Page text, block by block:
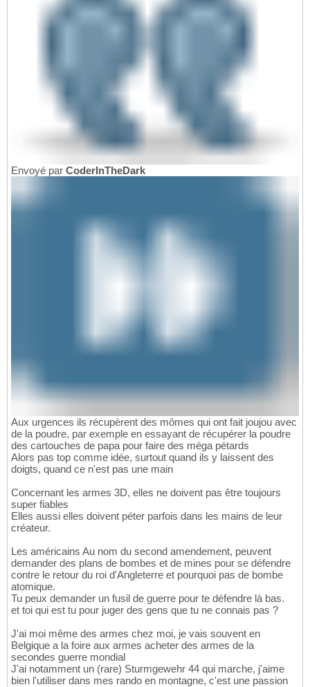
Envoyé par CoderInTheDark
Aux urgences ils récupèrent des mômes qui ont fait joujou avec
de la poudre, par exemple en essayant de récupérer la poudre
des cartouches de papa pour faire des méga pétards
Alors pas top comme idée, surtout quand ils y laissent des
doigts, quand ce n'est pas une main
Concernant les armes 3D, elles ne doivent pas être toujours
super fiables
Elles aussi elles doivent péter parfois dans les mains de leur
créateur.
Les américains Au nom du second amendement, peuvent
demander des plans de bombes et de mines pour se défendre
contre le retour du roi d'Angleterre et pourquoi pas de bombe
atomique.
Tu peux demander un fusil de guerre pour te défendre là bas.
et toi qui est tu pour juger des gens que tu ne connais pas ?
J'ai moi même des armes chez moi, je vais souvent en
Belgique a la foire aux armes acheter des armes de la
secondes guerre mondial
J'ai notamment un (rare) Sturmgewehr 44 qui marche, j'aime
bien l'utiliser dans mes rando en montagne, c'est une passion